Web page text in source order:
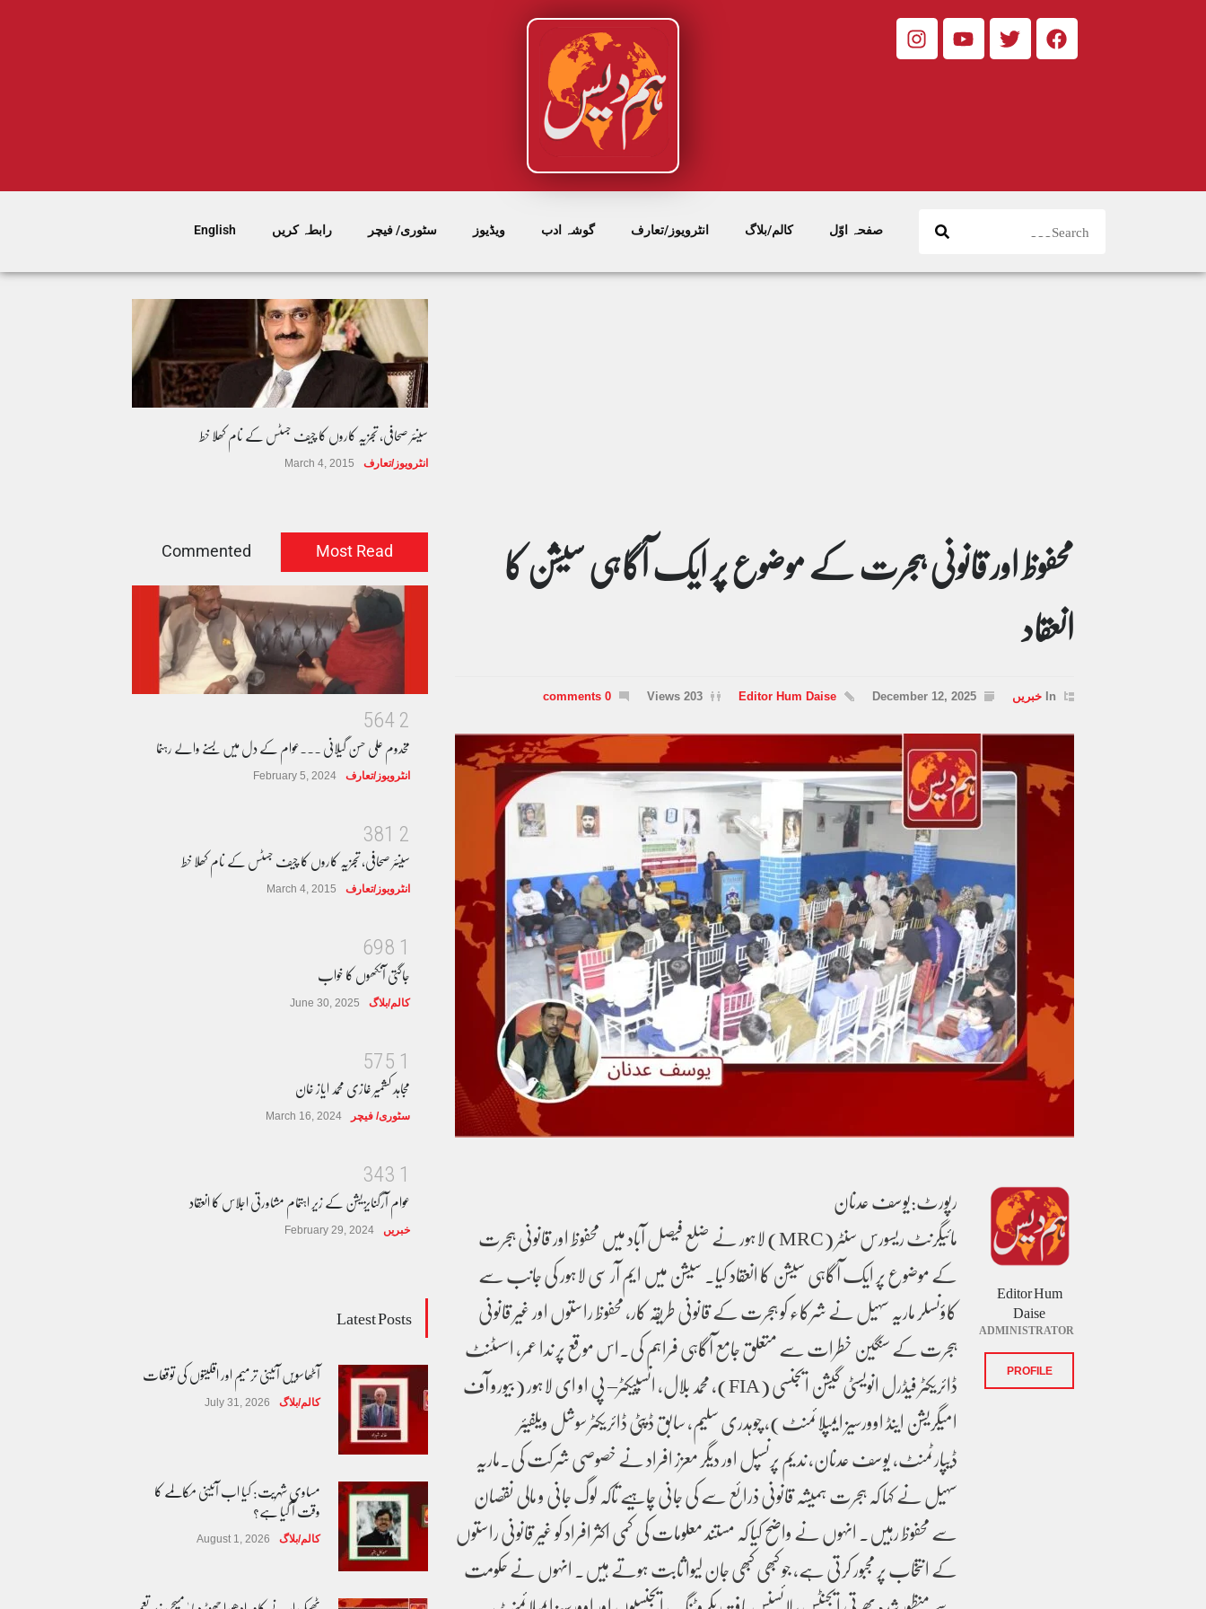
صفحہ اوّل کالم/بلاگ انٹرویوز/تعارف گوشہ ادب ویڈیوز سٹوری/ فیچر رابطہ کریں English
سینئر صحافی، تجزیہ کاروں کا چیف جسٹس کے نام کھلا خط
انٹرویوز/تعارف March 4, 2015
محفوظ اور قانونی ہجرت کے موضوع پر ایک آگاہی سیشن کا
انعقاد
In خبریں December 12, 2025
Editor Hum Daise
203 Views
0 comments
رپورٹ:یوسف عدنان
مائیگرنٹ ریسورس سنٹر (MRC) لاہور نے ضلع فیصل آباد میں محفوظ اور قانونی ہجرت
کے موضوع پر ایک آگاہی سیشن کا انعقاد کیا۔ سیشن میں ایم آر سی لاہور کی جانب سے
کاؤنسلر ماریہ سہیل نے شرکاء کو ہجرت کے قانونی طریقہ کار، محفوظ راستوں اور غیر قانونی
ہجرت کے سنگین خطرات سے متعلق جامع آگاہی فراہم کی۔اس موقع پر ندا عمر، اسسٹنٹ
ڈائریکٹر فیڈرل انویسٹی گیشن ایجنسی (FIA)، محمد بلال، انسپیکٹر– پی او ای لاہور (بیورو آف
امیگریشن اینڈ اوورسیز ایمپلائمنٹ)، چوہدری سلیم، سابق ڈپٹی ڈائریکٹر سوشل ویلفیئر
ڈیپارٹمنٹ، یوسف عدنان، ندیم پرنسپل اور دیگر معزز افراد نے خصوصی شرکت کی۔ماریہ
سہیل نے کہا کہ ہجرت ہمیشہ قانونی ذرائع سے کی جانی چاہیے تاکہ لوگ جانی و مالی نقصان
سے محفوظ رہیں۔ انہوں نے واضح کیا کہ مستند معلومات کی کمی اکثر افراد کو غیر قانونی راستوں
کے انتخاب پر مجبور کرتی ہے، جو کبھی کبھی جان لیوا ثابت ہوتے ہیں۔ انہوں نے حکومت
Editor Hum
Daise
ADMINISTRATOR
PROFILE
Most Read
Commented
2
4
6
5
مخدوم علی حسن گیلانی ۔۔۔عوام کے دل میں بسنے والے رہنما
انٹرویوز/تعارف February 5, 2024
2
1
8
3
سینئر صحافی، تجزیہ کاروں کا چیف جسٹس کے نام کھلا خط
انٹرویوز/تعارف March 4, 2015
1
8
9
6
جاگتی آنکھوں کا خواب
کالم/بلاگ June 30, 2025
1
5
7
5
مجاہد کشمیر غازی محمد ایاز خان
سٹوری/ فیچر March 16, 2024
1
3
4
3
عوام آرگنایزیشن کے زیر اہتمام مشاورتی اجلاس کا انعقاد
خبریں February 29, 2024
Latest Posts
آٹھاسویں آئینی ترمیم اور اقلیتوں کی توقعات
کالم/بلاگ July 31, 2026
مساوی شہریت: کیا اب آئینی مکالمے کا
وقت آ گیا ہے؟
کالم/بلاگ August 1, 2026